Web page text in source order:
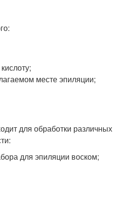
месте эпиляции;
для обработки различных
для эпиляции воском;